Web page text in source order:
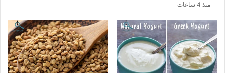
منذ 4 ساعات